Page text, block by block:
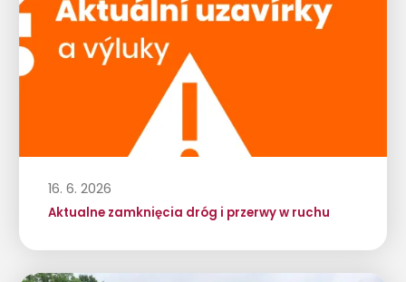
16. 6. 2026
Aktualne zamknięcia dróg i przerwy w ruchu